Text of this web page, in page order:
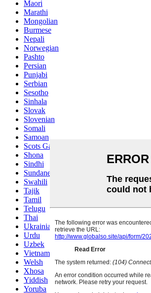
Maori
Marathi
Mongolian
Burmese
Nepali
Norwegian
Pashto
Persian
Punjabi
Serbian
Sesotho
Sinhala
Slovak
Slovenian
Somali
Samoan
Scots Gaelic
Shona
Sindhi
Sundanese
Swahili
Tajik
Tamil
Telugu
Thai
Ukrainian
Urdu
Uzbek
Vietnamese
Welsh
Xhosa
Yiddish
Yoruba